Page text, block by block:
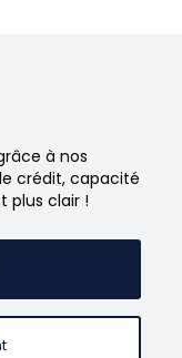
à nos
crédit, capacité
plus clair !